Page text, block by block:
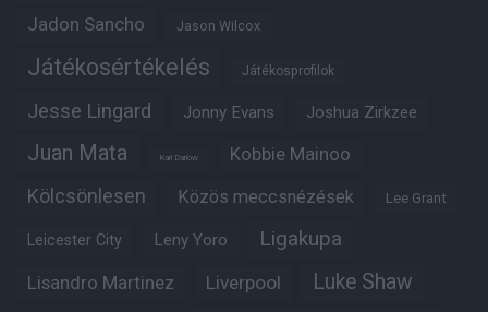
Jadon Sancho Jason Wilcox
Játékosértékelés Játékosprofilok
Jesse Lingard Jonny Evans Joshua Zirkzee
Juan Mata Karl Darlow Kobbie Mainoo
Kölcsönlesen Közös meccsnézések Lee Grant
Leicester City Leny Yoro Ligakupa
Lisandro Martinez Liverpool Luke Shaw